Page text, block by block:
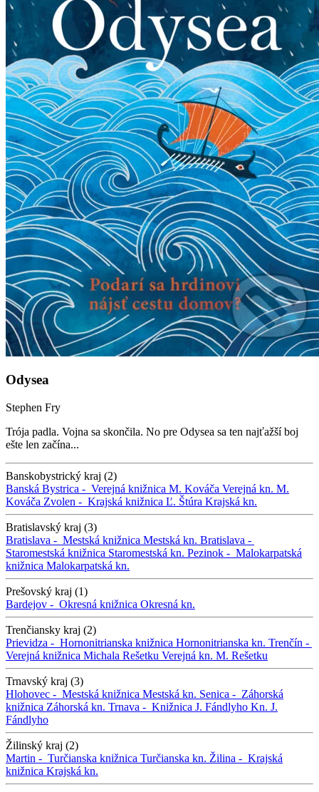
Odysea
Stephen Fry
Trója padla. Vojna sa skončila. No pre Odysea sa ten najťažší boj
ešte len začína...
Banskobystrický kraj (2)
Banská Bystrica - Verejná knižnica M. Kováča Verejná kn. M.
Kováča Zvolen - Krajská knižnica Ľ. Štúra Krajská kn.
Bratislavský kraj (3)
Bratislava - Mestská knižnica Mestská kn. Bratislava -
Staromestská knižnica Staromestská kn. Pezinok - Malokarpatská
knižnica Malokarpatská kn.
Prešovský kraj (1)
Bardejov - Okresná knižnica Okresná kn.
Trenčiansky kraj (2)
Prievidza - Hornonitrianska knižnica Hornonitrianska kn. Trenčín -
Verejná knižnica Michala Rešetku Verejná kn. M. Rešetku
Trnavský kraj (3)
Hlohovec - Mestská knižnica Mestská kn. Senica - Záhorská
knižnica Záhorská kn. Trnava - Knižnica J. Fándlyho Kn. J.
Fándlyho
Žilinský kraj (2)
Martin - Turčianska knižnica Turčianska kn. Žilina - Krajská
knižnica Krajská kn.